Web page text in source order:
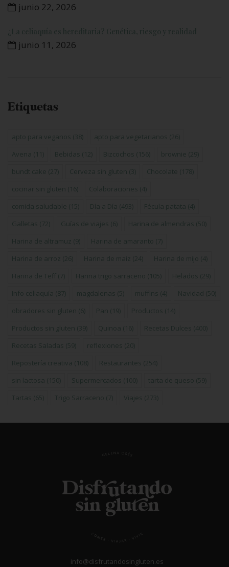
junio 22, 2026
¿La celiaquía es hereditaria? Genética, riesgo y realidad
junio 11, 2026
Etiquetas
apto para veganos (38) apto para vegetarianos (26)
Avena (11) Bebidas (12) Bizcochos (156) brownie (29)
bundt cake (27) Cerveza sin gluten (3) Chocolate (178)
cocinar sin gluten (16) Colaboraciones (4)
comida saludable (15) Día a Día (493) Fécula patata (4)
Galletas (72) Guías de viajes (6) Harina de almendras (50)
Harina de altramuz (9) Harina de amaranto (7)
Harina de arroz (26) Harina de maiz (24) Harina de mijo (4)
Harina de Teff (7) Harina trigo sarraceno (105) Helados (29)
Info celiaquía (87) magdalenas (5) muffins (4) Navidad (50)
obradores sin gluten (6) Pan (19) Productos (14)
Productos sin gluten (39) Quinoa (16) Recetas Dulces (400)
Recetas Saladas (59) reflexiones (20)
Repostería creativa (108) Restaurantes (254)
sin lactosa (150) Supermercados (100) tarta de queso (59)
Tartas (65) Trigo Sarraceno (7) Viajes (273)
info@disfrutandosingluten.es